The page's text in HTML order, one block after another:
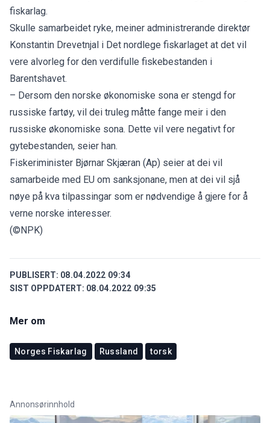
fiskarlag.
Skulle samarbeidet ryke, meiner administrerande direktør
Konstantin Drevetnjal i Det nordlege fiskarlaget at det vil
vere alvorleg for den verdifulle fiskebestanden i
Barentshavet.
– Dersom den norske økonomiske sona er stengd for
russiske fartøy, vil dei truleg måtte fange meir i den
russiske økonomiske sona. Dette vil vere negativt for
gytebestanden, seier han.
Fiskeriminister Bjørnar Skjæran (Ap) seier at dei vil
samarbeide med EU om sanksjonane, men at dei vil sjå
nøye på kva tilpassingar som er nødvendige å gjere for å
verne norske interesser.
(©NPK)
PUBLISERT: 08.04.2022 09:34
SIST OPPDATERT: 08.04.2022 09:35
Mer om
Norges Fiskarlag Russland torsk
Annonsørinnhold